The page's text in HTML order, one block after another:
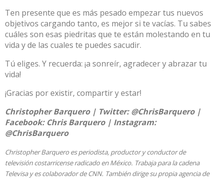
Ten presente que es más pesado empezar tus nuevos
objetivos cargando tanto, es mejor si te vacías. Tu sabes
cuáles son esas piedritas que te están molestando en tu
vida y de las cuales te puedes sacudir.
Tú eliges. Y recuerda: ¡a sonreír, agradecer y abrazar tu
vida!
¡Gracias por existir, compartir y estar!
Christopher Barquero | Twitter:@ChrisBarquero|
Facebook: Chris Barquero| Instagram:
@ChrisBarquero
Christopher Barquero es periodista, productor y conductor de
televisión costarricense radicado en México. Trabaja para la cadena
Televisa y es colaborador de CNN. También dirige su propia agencia de